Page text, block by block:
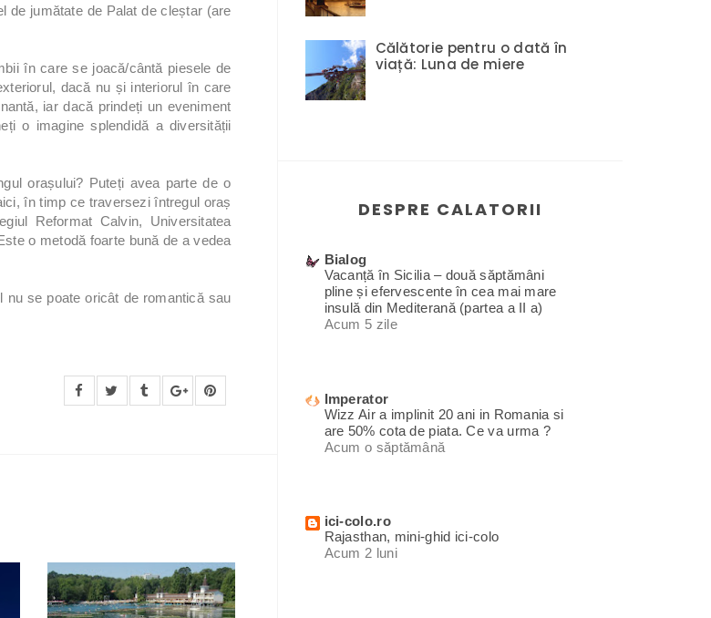
de jumătate de Palat de cleștar (are
în care se joacă/cântă piesele de
dacă nu și interiorul în care
iar dacă prindeți un eveniment
o imagine splendidă a diversității
orașului? Puteți avea parte de o
în timp ce traversezi întregul oraș
Reformat Calvin, Universitatea
o metodă foarte bună de a vedea
nu se poate oricât de romantică sau
Călătorie pentru o dată în
viață: Luna de miere
DESPRE CALATORII
Bialog
Vacanță în Sicilia – două săptămâni
pline și efervescente în cea mai mare
insulă din Mediterană (partea a II a)
Acum 5 zile
Imperator
Wizz Air a implinit 20 ani in Romania si
are 50% cota de piata. Ce va urma ?
Acum o săptămână
ici-colo.ro
Rajasthan, mini-ghid ici-colo
Acum 2 luni